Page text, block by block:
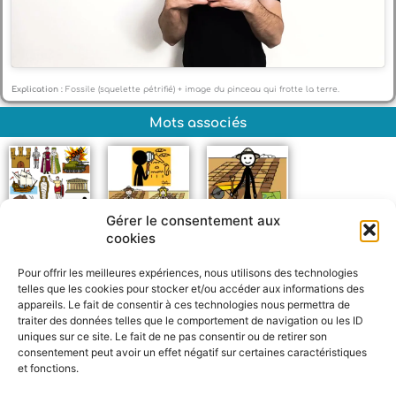
Gérer le consentement aux
cookies
Pour offrir les meilleures expériences, nous utilisons des technologies
telles que les cookies pour stocker et/ou accéder aux informations des
appareils. Le fait de consentir à ces technologies nous permettra de
traiter des données telles que le comportement de navigation ou les ID
uniques sur ce site. Le fait de ne pas consentir ou de retirer son
consentement peut avoir un effet négatif sur certaines caractéristiques
et fonctions.
Explication : Fossile (squelette pétrifié) + image du pinceau qui frotte la terre.
Mots associés
Métiers histoire